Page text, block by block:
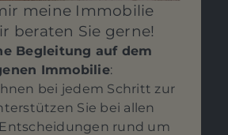
meine Immobilie
beraten Sie gerne!
Begleitung auf dem
Immobilie:
bei jedem Schritt zur
Sie bei allen
rund um